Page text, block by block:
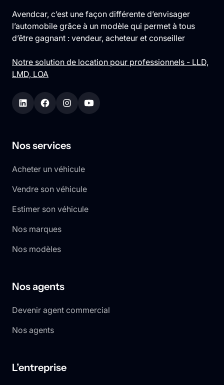
Avendcar, c’est une façon différente d’envisager
l’automobile grâce à un modèle qui permet à tous
d’être gagnant : vendeur, acheteur et conseiller
Notre solution de location pour professionnels - LLD,
LMD, LOA
Nos services
Acheter un véhicule
Vendre son véhicule
Estimer son véhicule
Nos marques
Nos modèles
Nos agents
Devenir agent commercial
Nos agents
L’entreprise